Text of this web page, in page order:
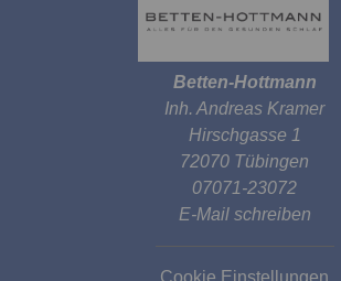
Betten-Hottmann
Inh. Andreas Kramer
Hirschgasse 1
72070 Tübingen
07071-23072
E-Mail schreiben
Cookie Einstellungen